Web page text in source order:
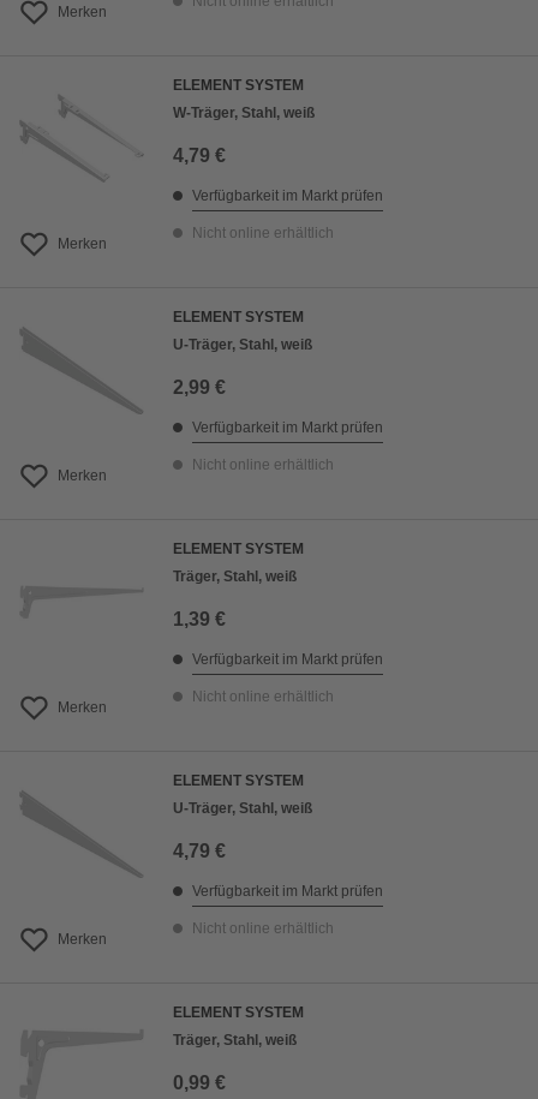
Merken
Merken
ELEMENT SYSTEM
W-Träger, Stahl, weiß
4,79 €
Verfügbarkeit im Markt prüfen
Nicht online erhältlich
Merken
ELEMENT SYSTEM
U-Träger, Stahl, weiß
2,99 €
Verfügbarkeit im Markt prüfen
Nicht online erhältlich
Merken
ELEMENT SYSTEM
Träger, Stahl, weiß
1,39 €
Verfügbarkeit im Markt prüfen
Nicht online erhältlich
Merken
ELEMENT SYSTEM
U-Träger, Stahl, weiß
4,79 €
Verfügbarkeit im Markt prüfen
Nicht online erhältlich
ELEMENT SYSTEM
Träger, Stahl, weiß
0,99 €